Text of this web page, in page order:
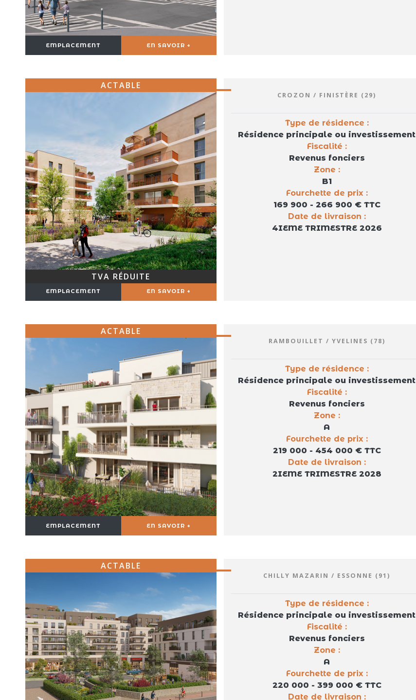
EMPLACEMENT EN SAVOIR +
ACTABLE
TVA RÉDUITE
EMPLACEMENT EN SAVOIR +
CROZON / FINISTÈRE (29)
Type de résidence :
Résidence principale ou investissement
Fiscalité :
Revenus fonciers
Zone :
B1
Fourchette de prix :
169 900 - 266 900 € TTC
Date de livraison :
4IEME TRIMESTRE 2026
ACTABLE
EMPLACEMENT EN SAVOIR +
RAMBOUILLET / YVELINES (78)
Type de résidence :
Résidence principale ou investissement
Fiscalité :
Revenus fonciers
Zone :
A
Fourchette de prix :
219 000 - 454 000 € TTC
Date de livraison :
2IEME TRIMESTRE 2028
ACTABLE
CHILLY MAZARIN / ESSONNE (91)
Type de résidence :
Résidence principale ou investissement
Fiscalité :
Revenus fonciers
Zone :
A
Fourchette de prix :
220 000 - 399 000 € TTC
Date de livraison :